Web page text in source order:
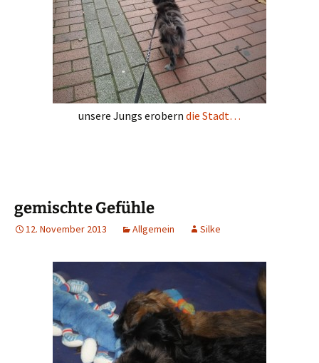
unsere Jungs erobern die Stadt…
gemischte Gefühle
12. November 2013 Allgemein Silke